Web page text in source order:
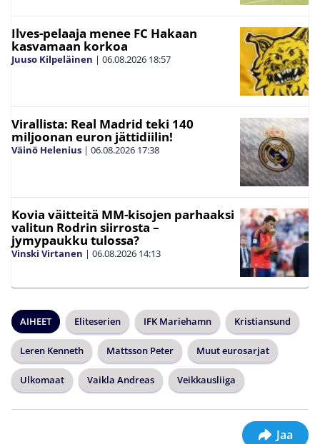
Ilves-pelaaja menee FC Hakaan
kasvamaan korkoa
Juuso Kilpeläinen | 06.08.2026 18:57
Virallista: Real Madrid teki 140
miljoonan euron jättidiilin!
Väinö Helenius | 06.08.2026 17:38
Kovia väitteitä MM-kisojen parhaaksi
valitun Rodrin siirrosta –
jymypaukku tulossa?
Vinski Virtanen | 06.08.2026 14:13
AIHEET Eliteserien IFK Mariehamn Kristiansund
Leren Kenneth Mattsson Peter Muut eurosarjat
Ulkomaat Vaikla Andreas Veikkausliiga
Jaa